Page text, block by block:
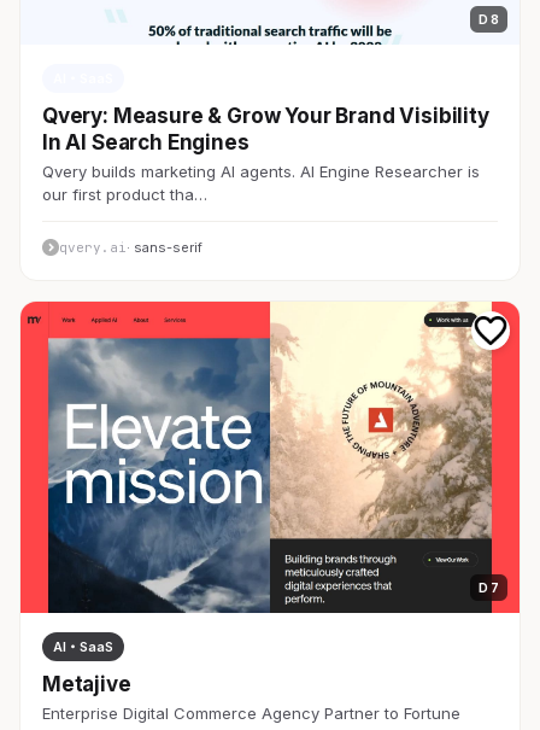
D 8
Qvery: Measure & Grow Your Brand Visibility
In AI Search Engines
Qvery builds marketing AI agents. AI Engine Researcher is
our first product tha…
qvery.ai · sans-serif
D 7
AI・SaaS
Metajive
Enterprise Digital Commerce Agency Partner to Fortune